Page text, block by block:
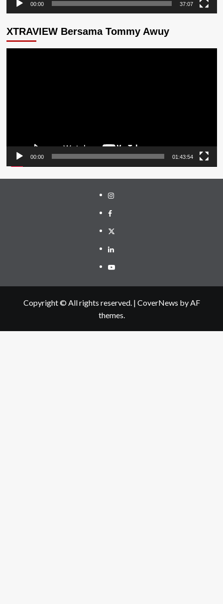
00:00 37:07
XTRAVIEW Bersama Tommy Awuy
00:00 01:43:54
Instagram
Facebook
Twitter
Linkedin
Youtube
Copyright © All rights reserved. | CoverNews by AF
themes.